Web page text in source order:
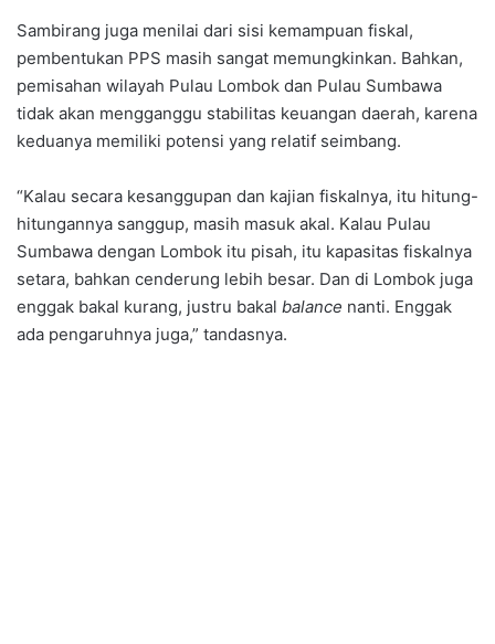
Sambirang juga menilai dari sisi kemampuan fiskal,
pembentukan PPS masih sangat memungkinkan. Bahkan,
pemisahan wilayah Pulau Lombok dan Pulau Sumbawa
tidak akan mengganggu stabilitas keuangan daerah, karena
keduanya memiliki potensi yang relatif seimbang.
“Kalau secara kesanggupan dan kajian fiskalnya, itu hitung-
hitungannya sanggup, masih masuk akal. Kalau Pulau
Sumbawa dengan Lombok itu pisah, itu kapasitas fiskalnya
setara, bahkan cenderung lebih besar. Dan di Lombok juga
enggak bakal kurang, justru bakal balance nanti. Enggak
ada pengaruhnya juga,” tandasnya.